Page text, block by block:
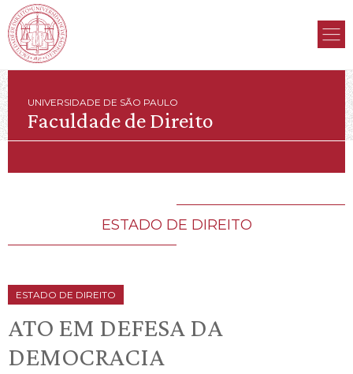
UNIVERSIDADE DE SÃO PAULO
Faculdade de Direito
ESTADO DE DIREITO
ESTADO DE DIREITO
ATO EM DEFESA DA
DEMOCRACIA